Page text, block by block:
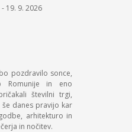
- 19. 9. 2026
pozdravilo sonce,
Romunije in eno
številni trgi,
danes pravijo kar
arhitekturo in
in nočitev.